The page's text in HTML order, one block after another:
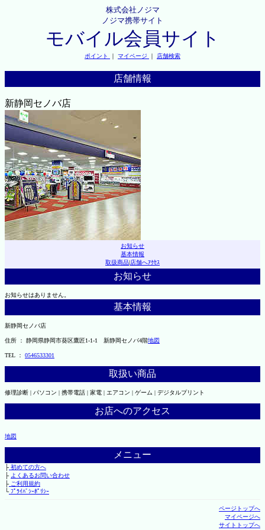
株式会社ノジマ
ノジマ携帯サイト
モバイル会員サイト
ポイント ｜ マイページ ｜ 店舗検索
店舗情報
新静岡セノバ店
お知らせ
基本情報
取扱商品|店舗へｱｸｾｽ
お知らせ
お知らせはありません。
基本情報
新静岡セノバ店
住所 ： 静岡県静岡市葵区鷹匠1-1-1 新静岡セノバ4階地図
TEL ： 0546533301
取扱い商品
修理診断 | パソコン | 携帯電話 | 家電 | エアコン | ゲーム | デジタルプリント
お店へのアクセス
地図
メニュー
├初めての方へ
├ よくあるお問い合わせ
├ご利用規約
└ﾌﾟﾗｲﾊﾞｼｰﾎﾟﾘｼｰ
ページトップへ
マイページへ
サイトトップへ